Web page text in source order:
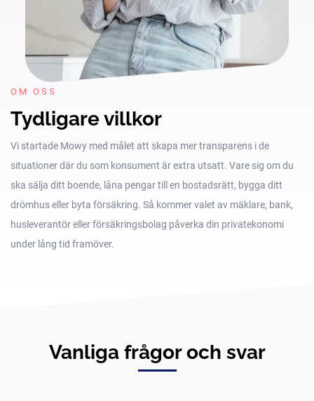
OM OSS
Tydligare villkor
Vi startade Mowy med målet att skapa mer transparens i de
situationer där du som konsument är extra utsatt. Vare sig om du
ska sälja ditt boende, låna pengar till en bostadsrätt, bygga ditt
drömhus eller byta försäkring. Så kommer valet av mäklare, bank,
husleverantör eller försäkringsbolag påverka din privatekonomi
under lång tid framöver.
Vanliga frågor och svar